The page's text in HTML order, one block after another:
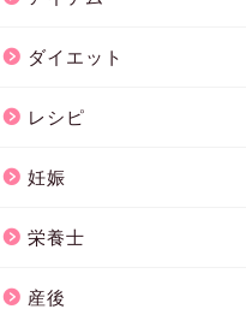
ダイエット
レシピ
妊娠
栄養士
産後